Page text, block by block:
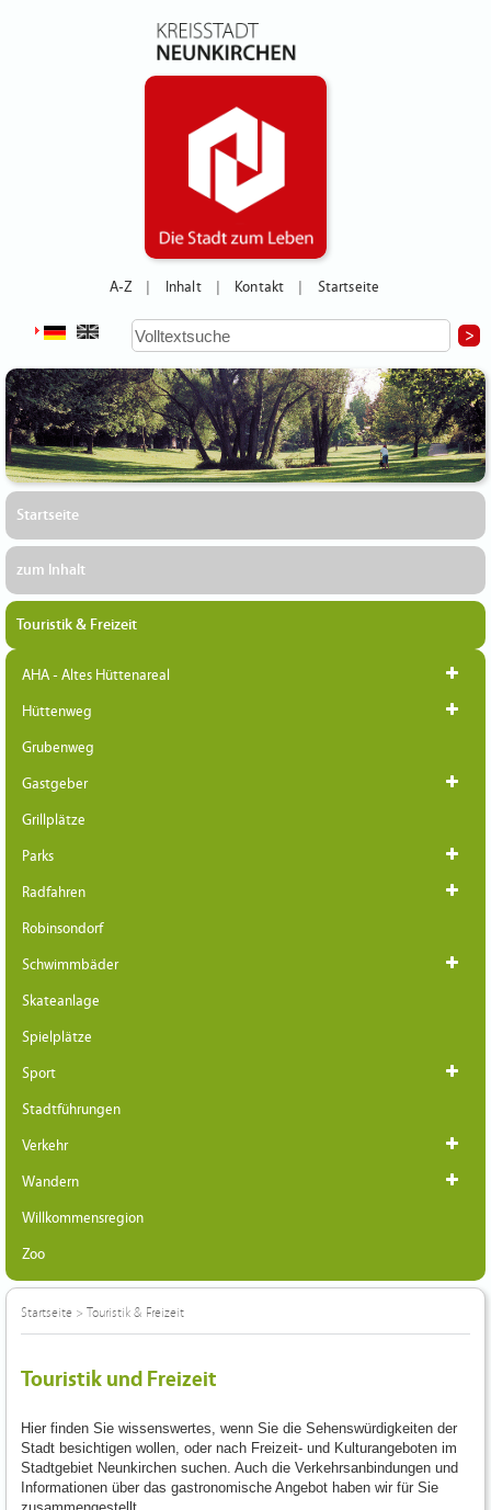
A-Z Inhalt Kontakt Startseite
Startseite
zum Inhalt
Touristik & Freizeit
AHA - Altes Hüttenareal
Hüttenweg
Grubenweg
Gastgeber
Grillplätze
Parks
Radfahren
Robinsondorf
Schwimmbäder
Skateanlage
Spielplätze
Sport
Stadtführungen
Verkehr
Wandern
Willkommensregion
Zoo
Startseite > Touristik & Freizeit
Touristik und Freizeit
Hier finden Sie wissenswertes, wenn Sie die Sehenswürdigkeiten der
Stadt besichtigen wollen, oder nach Freizeit- und Kulturangeboten im
Stadtgebiet Neunkirchen suchen. Auch die Verkehrsanbindungen und
Informationen über das gastronomische Angebot haben wir für Sie